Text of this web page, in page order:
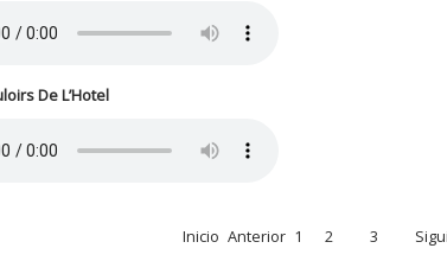
De L’Hotel
Inicio Anterior 1 2 3